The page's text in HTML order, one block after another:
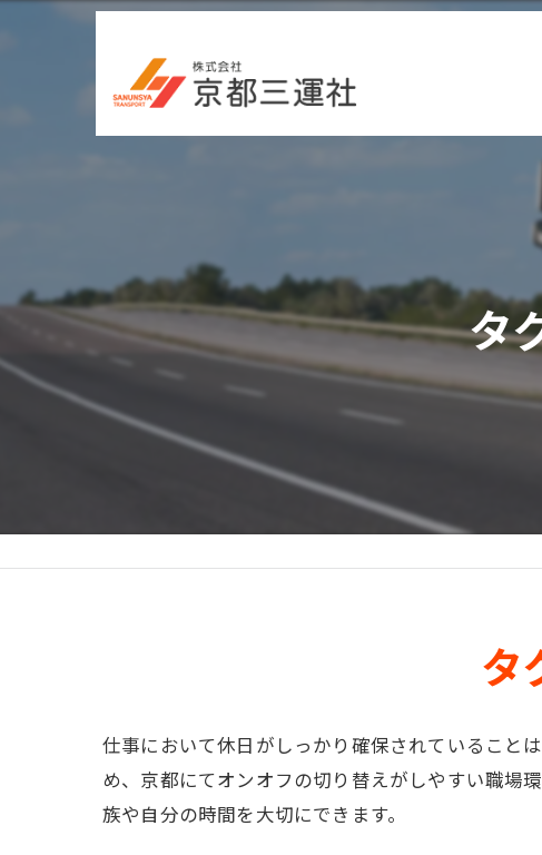
タ
タ
仕事において休日がしっかり確保されていること
め、京都にてオンオフの切り替えがしやすい職場
族や自分の時間を大切にできます。